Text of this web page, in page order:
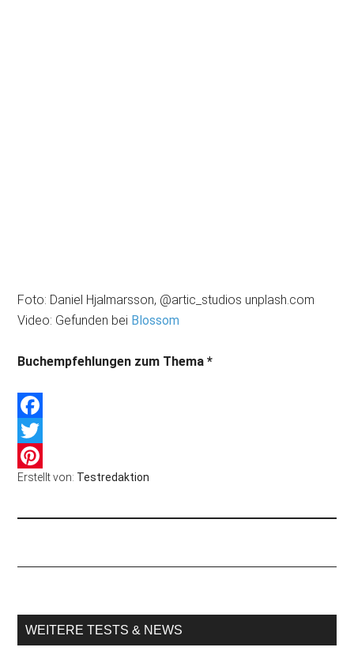
Foto: Daniel Hjalmarsson, @artic_studios unplash.com
Video: Gefunden bei Blossom
Buchempfehlungen zum Thema *
Facebook
Twitter
Pinterest
Erstellt von: Testredaktion
WEITERE TESTS & NEWS